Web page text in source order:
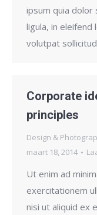
ipsum quia dolor
ligula, in
volutpat
Corporate
principles
Design &
maart 18, 2014
Ut enim ad
exercitationem
nisi ut aliquid ex